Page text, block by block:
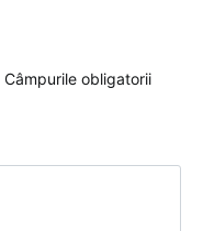
Câmpurile obligatorii